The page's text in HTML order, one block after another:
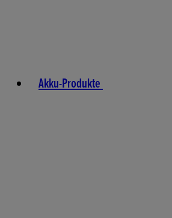
Akku-Produkte